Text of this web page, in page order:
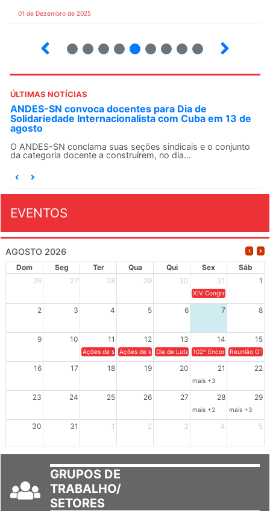
01 de Dezembro de 2025
ÚLTIMAS NOTÍCIAS
ANDES-SN convoca docentes para Dia de
Solidariedade Internacionalista com Cuba em 13 de
agosto
O ANDES-SN conclama suas seções sindicais e o conjunto
da categoria docente a construírem, no dia...
EVENTOS
AGOSTO 2026
Dom Seg Ter Qua Qui Sex
Sáb
26
27 28 29 30 31 1
XIV Congresso Brasileiro
2 3 4 5 6 7 8
9 10 11 12 13 14 15
Ações de solidariedade a Cuba no Rio Grande do Sul - 100
Ações de solidariedade a Cuba no Rio Grande do
Dia de Luta em Defesa de Cuba e da
102º Encontro da
Reunião
16 17 18 19 20 21 22
mais +3
23 24 25 26 27 28 29
mais +2 mais +3
30 31 1 2 3 4 5
GRUPOS DE
TRABALHO/
SETORES